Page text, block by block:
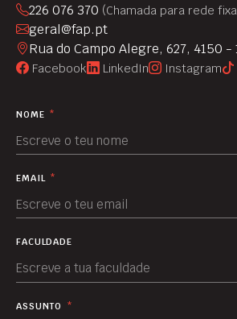
226 076 370 (Chamada para rede
geral@fap.pt
Rua do Campo Alegre, 627, 4150 -
Facebook LinkedIn Instagram
NOME *
EMAIL *
FACULDADE
ASSUNTO *